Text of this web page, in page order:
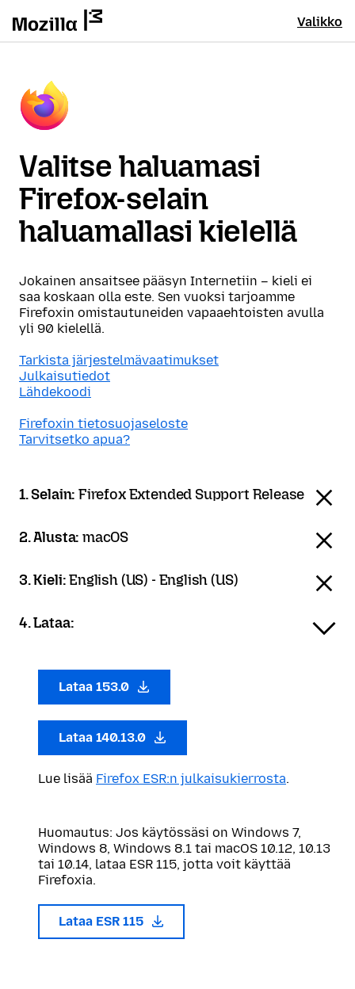
Valikko
Valitse haluamasi
Firefox-selain
haluamallasi kielellä
Jokainen ansaitsee pääsyn Internetiin – kieli ei
saa koskaan olla este. Sen vuoksi tarjoamme
Firefoxin omistautuneiden vapaaehtoisten avulla
yli 90 kielellä.
Tarkista järjestelmävaatimukset
Julkaisutiedot
Lähdekoodi
Firefoxin tietosuojaseloste
Tarvitsetko apua?
1. Selain:Firefox Extended Support Release
2. Alusta:macOS
3. Kieli:English (US) - English (US)
4. Lataa:
Lataa 153.0
Lataa 140.13.0
Lue lisää Firefox ESR:n julkaisukierrosta.
Huomautus: Jos käytössäsi on Windows 7,
Windows 8, Windows 8.1 tai macOS 10.12, 10.13
tai 10.14, lataa ESR 115, jotta voit käyttää
Firefoxia.
Lataa ESR 115